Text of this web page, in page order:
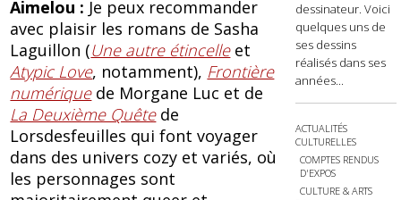
Aimelou : Je peux recommander
avec plaisir les romans de Sasha
Laguillon (Une autre étincelleet
Atypic Love, notamment), Frontière
numériquede Morgane Luc et de
La Deuxième Quêtede
Lorsdesfeuilles qui font voyager
dans des univers cozy et variés, où
les personnages sont
dessinateur. Voici
quelques uns de
ses dessins
réalisés dans ses
années...
ACTUALITÉS
CULTURELLES
COMPTES RENDUS
D'EXPOS
CULTURE & ARTS